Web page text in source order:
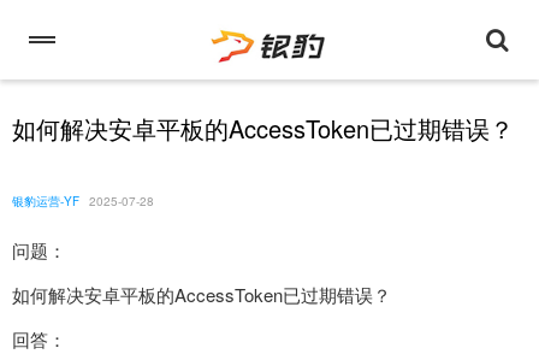
如何解决安卓平板的AccessToken已过期错误？
银豹运营-YF 2025-07-28
问题：
如何解决安卓平板的AccessToken已过期错误？
回答：